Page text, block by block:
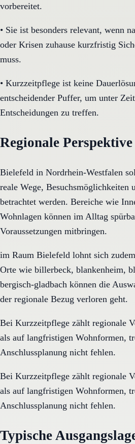
vorbereitet.
• Sie ist besonders relevant, wenn
oder Krisen zuhause kurzfristig
muss.
• Kurzzeitpflege ist keine
entscheidender Puffer, um unter
Entscheidungen zu treffen.
Regionale
Bielefeld in Nordrhein-Westfalen
reale Wege, Besuchsmöglichkeiten
betrachtet werden. Bereiche wie
Wohnlagen können im Alltag
Voraussetzungen mitbringen.
im Raum Bielefeld lohnt sich
Orte wie billerbeck, blankenheim,
bergisch-gladbach können die
der regionale Bezug verloren geht.
Bei Kurzzeitpflege zählt regionale
als auf langfristigen Wohnformen,
Anschlussplanung nicht fehlen.
Bei Kurzzeitpflege zählt regionale
als auf langfristigen Wohnformen,
Anschlussplanung nicht fehlen.
Typische